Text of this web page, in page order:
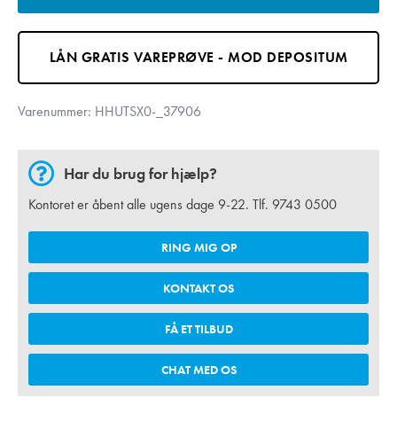
LÅN GRATIS VAREPRØVE - MOD DEPOSITUM
Varenummer: HHUTSX0-_37906
Har du brug for hjælp?
Kontoret er åbent alle ugens dage 9-22. Tlf. 9743 0500
RING MIG OP
KONTAKT OS
FÅ ET TILBUD
CHAT MED OS